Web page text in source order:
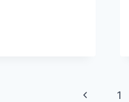
Poprzednia
1